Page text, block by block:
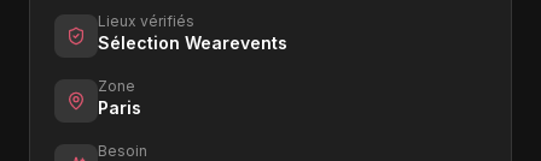
Lieux vérifiés
Sélection Wearevents
Zone
Paris
Besoin